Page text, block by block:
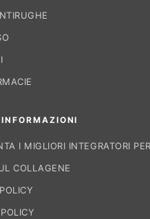
I MIGLIORI INTEGRATORI
COLLAGENE